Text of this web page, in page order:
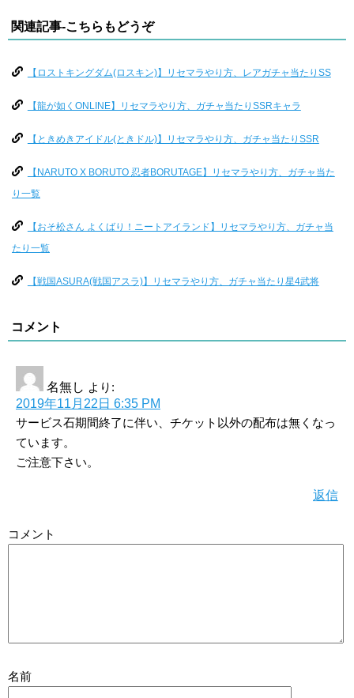
関連記事-こちらもどうぞ
【ロストキングダム(ロスキン)】リセマラやり方、レアガチャ当たりSS
【龍が如くONLINE】リセマラやり方、ガチャ当たりSSRキャラ
【ときめきアイドル(ときドル)】リセマラやり方、ガチャ当たりSSR
【NARUTO X BORUTO 忍者BORUTAGE】リセマラやり方、ガチャ当た
り一覧
【おそ松さん よくばり！ニートアイランド】リセマラやり方、ガチャ当
たり一覧
【戦国ASURA(戦国アスラ)】リセマラやり方、ガチャ当たり星4武将
コメント
名無し より:
2019年11月22日 6:35 PM
サービス石期間終了に伴い、チケット以外の配布は無くなっ
ています。
ご注意下さい。
返信
コメント
名前